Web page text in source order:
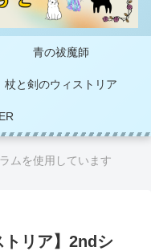
青の祓魔師
杖と剣のウィストリア
ムを使用しています
トリア】2ndシ